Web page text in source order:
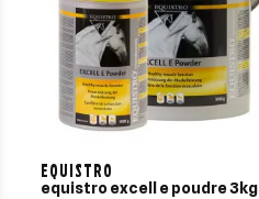
EQUISTRO
equistro excell e poudre 3kg